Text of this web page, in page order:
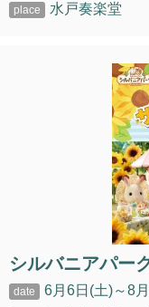
水戸奏楽堂
シルバニアパー
6月6日(土)～8